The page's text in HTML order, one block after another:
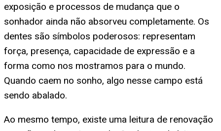
exposição e processos de mudança que o
sonhador ainda não absorveu completamente. Os
dentes são símbolos poderosos: representam
força, presença, capacidade de expressão e a
forma como nos mostramos para o mundo.
Quando caem no sonho, algo nesse campo está
sendo abalado.
Ao mesmo tempo, existe uma leitura de renovação